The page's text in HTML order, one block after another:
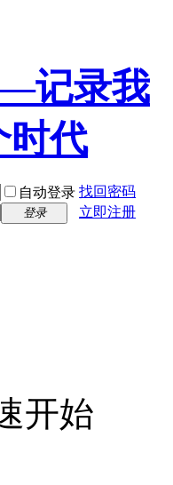
自动登录 找回密码
登录 立即注册
开始